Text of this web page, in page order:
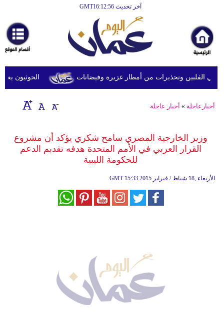
آخر تحديث GMT16:12:56
أخبارعاجلة
رياضة
ثقافة
إقتصاد
وموسيقى
أزياء
الحوثيون الفلبين وتحذيرات من أمطار غزيرة وفيضانات
أخبارعاجلة » أخبار عاجلة
وزير الخارجية المصري سامح شكري يؤكد أن مشروع
القرار العربي في الأمم المتحدة هدفه تقديم الدعم
للحكومة الليبية
GMT 15:33 2015 الأربعاء ,18 شباط / فبراير